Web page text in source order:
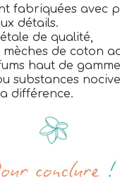
fabriquées avec
détails.
de qualité,
mèches de coton
haut de
substances
différence.